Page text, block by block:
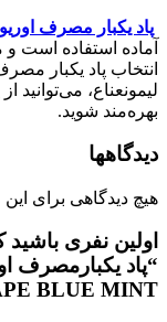
یکبار مصرف اوریون بار
استفاده است و
می‌توانید از
شوید.
دیدگاهی برای این
نفری باشید که
VAPE BLUE